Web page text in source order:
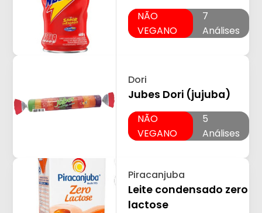
NÃO
VEGANO
7
Análises
Dori
Jubes Dori (jujuba)
NÃO
VEGANO
5
Análises
Piracanjuba
Leite condensado zero
lactose